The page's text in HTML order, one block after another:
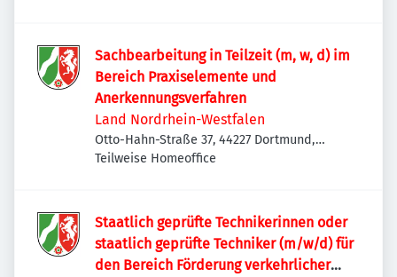
Sachbearbeitung in Teilzeit (m, w, d) im
Bereich Praxiselemente und
Anerkennungsverfahren
Land Nordrhein-Westfalen
Otto-Hahn-Straße 37, 44227 Dortmund,
Deutschland
Teilweise Homeoffice
Staatlich geprüfte Technikerinnen oder
staatlich geprüfte Techniker (m/w/d) für
den Bereich Förderung verkehrlicher